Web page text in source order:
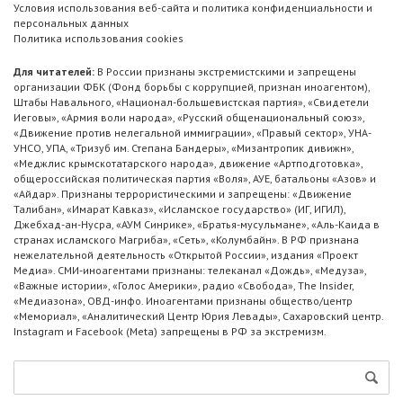
Условия использования веб-сайта и политика конфиденциальности и
персональных данных
Политика использования cookies
Для читателей: В России признаны экстремистскими и запрещены
организации ФБК (Фонд борьбы с коррупцией, признан иноагентом),
Штабы Навального, «Национал-большевистская партия», «Свидетели
Иеговы», «Армия воли народа», «Русский общенациональный союз»,
«Движение против нелегальной иммиграции», «Правый сектор», УНА-
УНСО, УПА, «Тризуб им. Степана Бандеры», «Мизантропик дивижн»,
«Меджлис крымскотатарского народа», движение «Артподготовка»,
общероссийская политическая партия «Воля», АУЕ, батальоны «Азов» и
«Айдар». Признаны террористическими и запрещены: «Движение
Талибан», «Имарат Кавказ», «Исламское государство» (ИГ, ИГИЛ),
Джебхад-ан-Нусра, «АУМ Синрике», «Братья-мусульмане», «Аль-Каида в
странах исламского Магриба», «Сеть», «Колумбайн». В РФ признана
нежелательной деятельность «Открытой России», издания «Проект
Медиа». СМИ-иноагентами признаны: телеканал «Дождь», «Медуза»,
«Важные истории», «Голос Америки», радио «Свобода», The Insider,
«Медиазона», ОВД-инфо. Иноагентами признаны общество/центр
«Мемориал», «Аналитический Центр Юрия Левады», Сахаровский центр.
Instagram и Facebook (Metа) запрещены в РФ за экстремизм.